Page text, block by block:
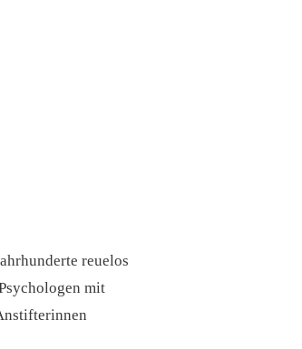
reuelos
mit